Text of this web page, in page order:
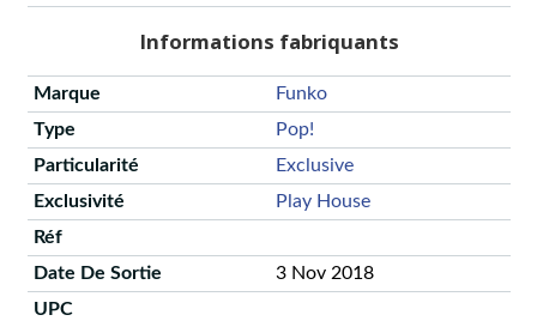
Informations fabriquants
Marque
Funko
Type
Pop!
Particularité
Exclusive
Exclusivité
Play House
Réf
Date De Sortie
3 Nov 2018
UPC